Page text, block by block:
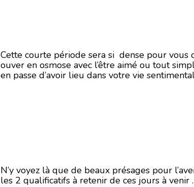
Cette courte période sera si dense pour vous
ouver en osmose avec l’être aimé ou tout
en passe d’avoir lieu dans votre vie
N’y voyez là que de beaux présages pour
les 2 qualificatifs à retenir de ces jours à venir